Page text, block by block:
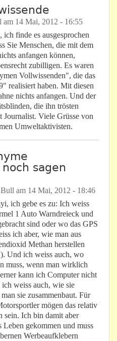
am 14 Mai, 2012 - 16:55
finde es ausgesprochen
Sie Menschen, die mit dem
anfangen können,
zubilligen. Es waren
Vollwissenden", die das
realisiert haben. Mit diesen
nichts anfangen. Und der
die ihn trösten
Journalist. Viele Grüsse von
Umweltaktivisten.
sagen
am 14 Mai, 2012 - 18:46
ich gebe es zu: Ich weiss
1 Auto Warndreieck und
sind oder wo das GPS
ich aber, wie man aus
Methan herstellen
Und ich weiss auch, wo
muss, wenn man wirklich
kann ich Computer nicht
weiss auch, wie sie
sie zusammenbaut. Für
mögen das relativ
sein. Ich bin damit aber
Leben gekommen und muss
Werbeaufklebern